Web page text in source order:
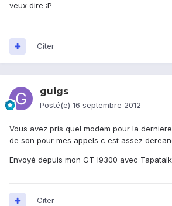
veux dire :P
Citer
guigs
Posté(e) 16 septembre 2012
Vous avez pris quel modem pour la
de son pour mes appels c est assez
Envoyé depuis mon GT-I9300 avec Tapatalk
Citer